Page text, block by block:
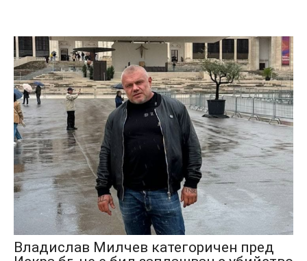
Владислав Милчев категоричен пред